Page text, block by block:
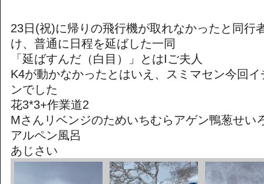
23日(祝)に帰りの飛行機が取れなかったと同行
け、普通に日程を延ばした一同
「延ばすんだ（白目）」とはIご夫人
K4が動かなかったとはいえ、スミマセン今回
ンでした
花3*3+作業道2
Mさんリベンジのためいちむらアゲン鴨葱せい
アルペン風呂
あじさい